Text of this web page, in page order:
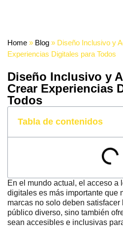
Home » Blog » Diseño Inclusivo y
Experiencias Digitales para Todos
Diseño Inclusivo y
Crear Experiencias
Todos
Tabla de contenidos
En el mundo actual, el acceso a
digitales es más importante que
marcas no solo deben
público diverso, sino también
sean accesibles e inclusivas